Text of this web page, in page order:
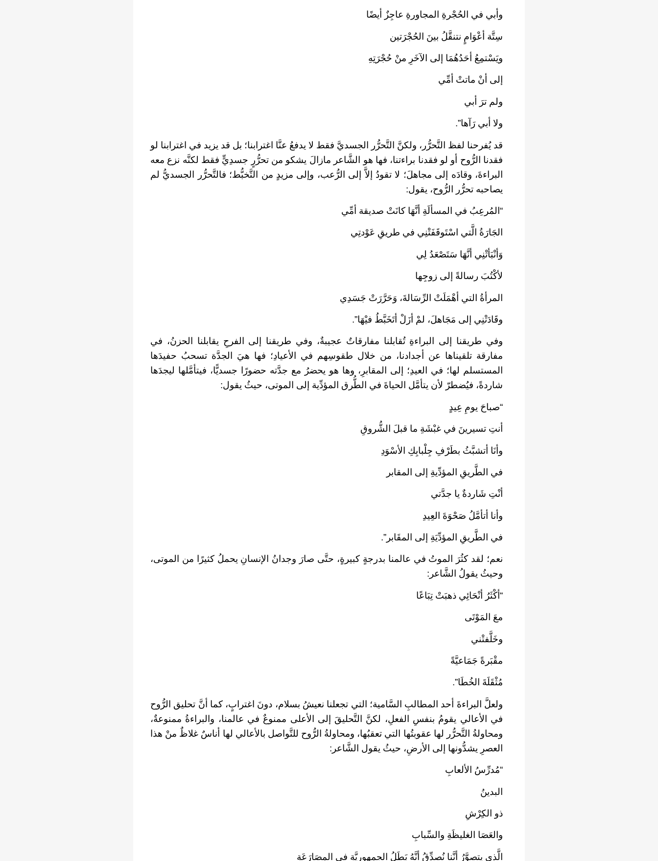
وأبي في الحُجْرةِ المجاورةِ عاجِزٌ أيضًا
سِتَّة أعْوَامٍ نتنقَّلُ بينَ الحُجْرَتين
ويَسْتمِعُ أحَدُهُمَا إلى الآخَرِ منْ حُجْرَتِهِ
إلى أنْ ماتتْ أمِّي
ولم ترَ أبي
ولا أبي رَآها”.
قد يُفرحنا لفظ التَّحرُّر، ولكنَّ التَّحرُّر الجسديَّ فقط لا يدفعُ عنَّا اغترابنا؛ بل قد يزيد في اغترابنا لو
فقدنا الرُّوح أو لو فقدنا براءتنا، فها هو الشَّاعر مازالَ يشكو من تحرُّرٍ جسدِيٍّ فقط لكنَّه نزع معه
البراءةَ، وقادَه إلى مجاهلَ؛ لا تقودُ إلاَّ إلى الرُّعب، وإلى مزيدٍ من التَّخبُّط؛ فالتَّحرُّر الجسديُّ لم
يصاحبه تحرُّر الرُّوح، يقول:
“المُرعِبُ في المسألَةِ أنَّهَا كانَتْ صديقة أمِّي
الجَارَةُ الَّتي اسْتَوقَفَتْنِي في طريقِ عَوْدتِي
وَأنْبَأتْنِي أنَّهَا سَتَصْعَدُ لِي
لأكْتُبَ رسالةً إلى زوجِها
المرأةُ التي أهْمَلَتْ الرِّسَالةَ، وَحَرَّرَتْ جَسَدِي
وقَادَتْنِي إلى مَجَاهلَ، لمْ أزَلْ أتَخَبَّطُ فيْهَا”.
وفي طريقنا إلى البراءةِ تُقابلنا مفارقاتٌ عجيبةٌ، وفي طريقنا إلى الفرحِ يقابلنا الحزنُ، في
مفارقة تلقيناها عن أجدادنا، من خلال طقوسِهم في الأعيادِ؛ فها هيَ الجدَّة تسحبُ حفيدَها
المستسلم لها؛ في العيدِ؛ إلى المقابرِ، وها هو يحضرُ مع جدَّته حضورًا جسديًّا، فيتأمَّلها ليجدَها
شاردةً، فيُضطرّ لأن يتأمَّل الحياةَ في الطُّرق المؤدِّية إلى الموتى، حيثُ يقول:
“صباحَ يومِ عِيدٍ
أنتِ تسيرينَ في غبْشَةِ ما قبلَ الشُّروقِ
وأنَا أتشبَّثُ بطَرْفِ جِلْبابِكِ الأسْوَدِ
في الطَّريقِ المؤدِّيةِ إلى المقابر
أنْتِ شَاردةٌ يا جدَّتي
وأنا أتأمَّلُ صَحْوَةَ العِيدِ
في الطَّريقِ المؤدِّيَةِ إلى المقَابر”.
نعم؛ لقد كثُرَ الموتُ في عالمنا بدرجةٍ كبيرةٍ، حتَّى صارَ وجدانُ الإنسانِ يحملُ كثيرًا من الموتى،
وحيثُ يقولُ الشَّاعر:
“أكْثَرُ أنْحَائِي ذهبَتْ تِبَاعًا
معَ المَوْتَى
وخَلَّفتْني
مقْبَرةً جَمَاعيَّةً
مُثْقَلَةَ الخُطَا”.
ولعلَّ البراءةَ أحد المطالبِ السَّامية؛ التي تجعلنا نعيشُ بسلام، دونَ اغترابٍ، كما أنَّ تحليق الرُّوح
في الأعالي يقومُ بنفسِ الفعلِ، لكنَّ التَّحليقَ إلى الأعلى ممنوعٌ في عالمنا، والبراءةُ ممنوعةٌ،
ومحاولةُ التَّحرُّر لها عقوبتُها التي تعقبُها، ومحاولةُ الرُّوح للتَّواصل بالأعالي لها أناسٌ غلاظٌ منْ هذا
العصرِ يشدُّونها إلى الأرضِ، حيثُ يقول الشَّاعر:
“مُدرِّسُ الألعابِ
البدينُ
ذو الكِرْشِ
والعَصَا الغليظَةِ والسِّبابِ
الَّذي يتصوَّرُ أنَّنا نُصدِّقُ أنَّهُ بَطَلُ الجمهوريَّةِ في المصَارَعَةِ